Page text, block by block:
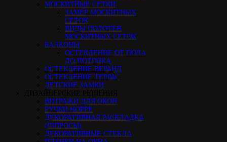
МОСКИТНЫЕ СЕТКИ
ЗАМЕР МОСКИТНЫХ
СЕТОК
ВИДЫ ПОЛОТЕН
МОСКИТНЫХ СЕТОК
БАЛКОНЫ
ОСТЕКЛЕНИЕ ОТ ПОЛА
ДО ПОТОЛКА
ОСТЕКЛЕНИЕ ВЕРАНД
ОСТЕКЛЕНИЕ ТЕРРАС
ДЕТСКИЕ ЗАМКИ
ВИТРАЖИ ДЛЯ ОКОН
РУЧКИ HOPPE
ДЕКОРАТИВНАЯ РАСКЛАДКА
(ШПРОСЫ)
ДЕКОРАТИВНЫЕ СТЕКЛА